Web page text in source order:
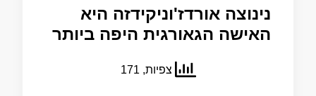
נינוצה אורדז'וניקידזה היא
האישה הגאורגית היפה ביותר
צפיות, 171